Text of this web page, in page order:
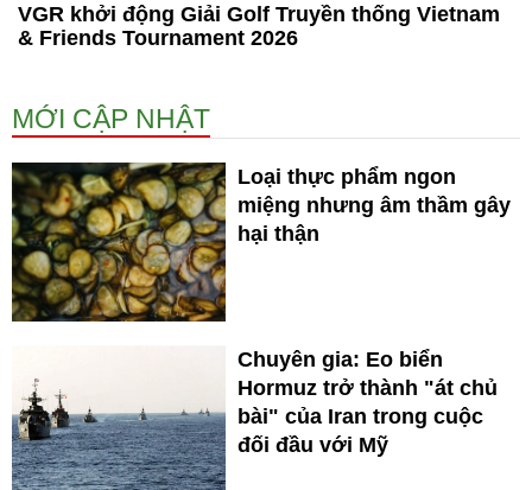
VGR khởi động Giải Golf Truyền thống Vietnam
& Friends Tournament 2026
MỚI CẬP NHẬT
Loại thực phẩm ngon
miệng nhưng âm thầm gây
hại thận
Chuyên gia: Eo biển
Hormuz trở thành "át chủ
bài" của Iran trong cuộc
đối đầu với Mỹ